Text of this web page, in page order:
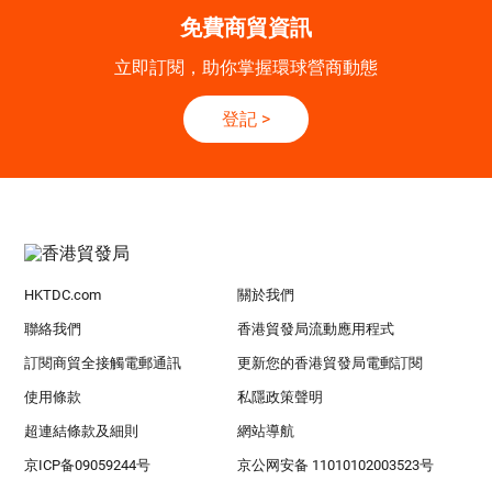
免費商貿資訊
立即訂閱，助你掌握環球營商動態
登記 >
HKTDC.com 關於我們
聯絡我們 香港貿發局流動應用程式
訂閱商貿全接觸電郵通訊 更新您的香港貿發局電郵訂閱
使用條款 私隱政策聲明
超連結條款及細則 網站導航
京ICP备09059244号 京公网安备 11010102003523号